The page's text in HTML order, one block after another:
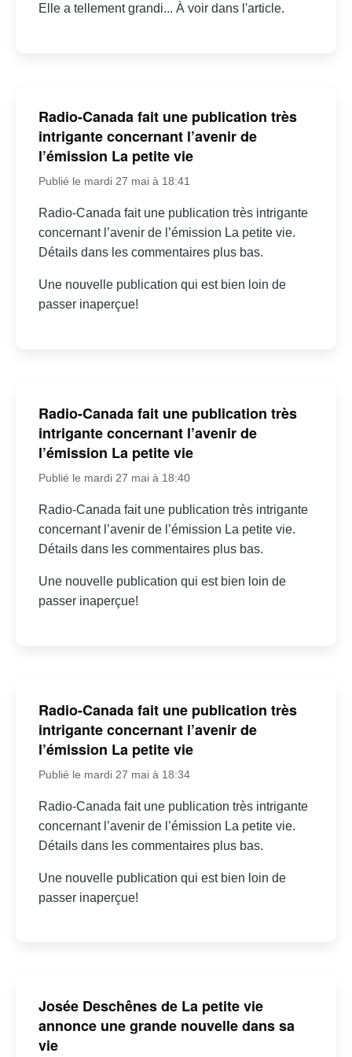
Elle a tellement grandi... À voir dans l'article.
Radio-Canada fait une publication très
intrigante concernant l’avenir de
l’émission La petite vie
Publié le mardi 27 mai à 18:41
Radio-Canada fait une publication très intrigante
concernant l’avenir de l’émission La petite vie.
Détails dans les commentaires plus bas.
Une nouvelle publication qui est bien loin de
passer inaperçue!
Radio-Canada fait une publication très
intrigante concernant l’avenir de
l’émission La petite vie
Publié le mardi 27 mai à 18:40
Radio-Canada fait une publication très intrigante
concernant l’avenir de l’émission La petite vie.
Détails dans les commentaires plus bas.
Une nouvelle publication qui est bien loin de
passer inaperçue!
Radio-Canada fait une publication très
intrigante concernant l’avenir de
l’émission La petite vie
Publié le mardi 27 mai à 18:34
Radio-Canada fait une publication très intrigante
concernant l’avenir de l’émission La petite vie.
Détails dans les commentaires plus bas.
Une nouvelle publication qui est bien loin de
passer inaperçue!
Josée Deschênes de La petite vie
annonce une grande nouvelle dans sa
vie